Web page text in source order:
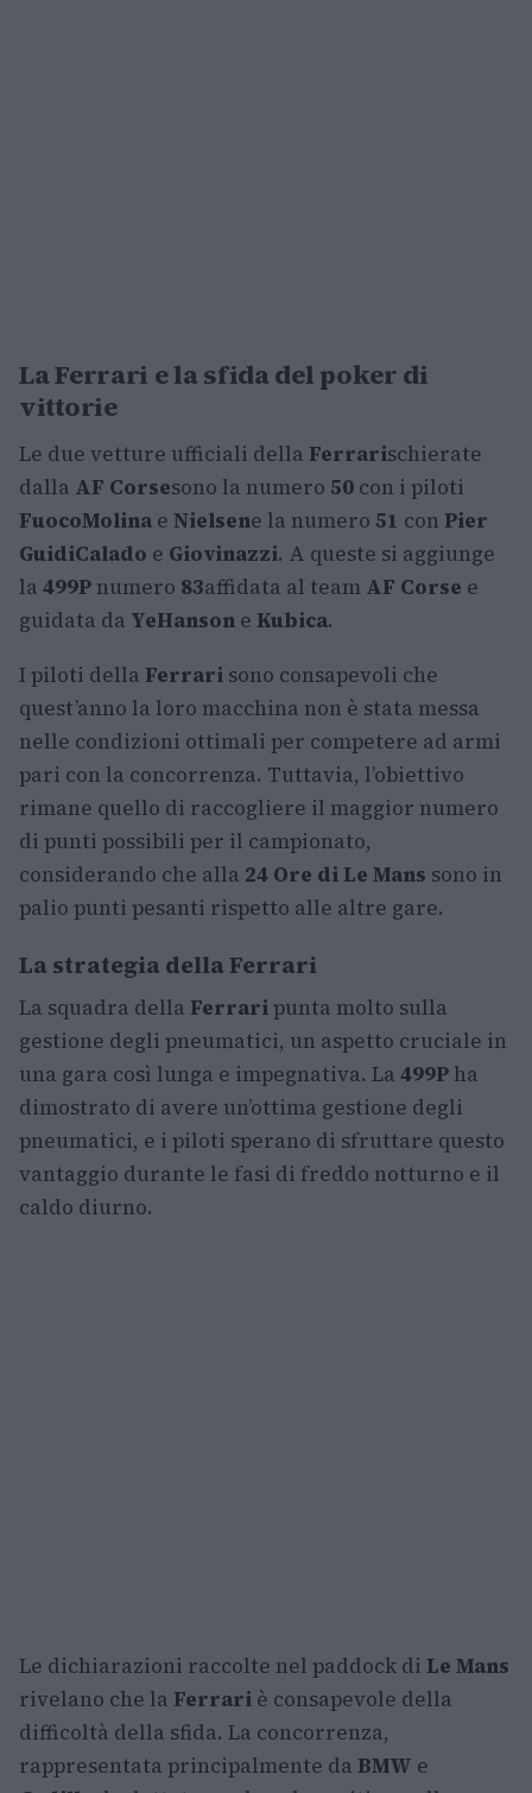
La Ferrari e la sfida del poker di
vittorie
Le due vetture ufficiali della Ferrarischierate
dalla AF Corsesono la numero 50 con i piloti
FuocoMolina e Nielsene la numero 51 con Pier
GuidiCalado e Giovinazzi. A queste si aggiunge
la 499P numero 83affidata al team AF Corse e
guidata da YeHanson e Kubica.
I piloti della Ferrari sono consapevoli che
quest’anno la loro macchina non è stata messa
nelle condizioni ottimali per competere ad armi
pari con la concorrenza. Tuttavia, l’obiettivo
rimane quello di raccogliere il maggior numero
di punti possibili per il campionato,
considerando che alla 24 Ore di Le Mans sono in
palio punti pesanti rispetto alle altre gare.
La strategia della Ferrari
La squadra della Ferraripunta molto sulla
gestione degli pneumatici, un aspetto cruciale in
una gara così lunga e impegnativa. La 499P ha
dimostrato di avere un’ottima gestione degli
pneumatici, e i piloti sperano di sfruttare questo
vantaggio durante le fasi di freddo notturno e il
caldo diurno.
Le dichiarazioni raccolte nel paddock di Le Mans
rivelano che la Ferrari è consapevole della
difficoltà della sfida. La concorrenza,
rappresentata principalmente da BMW e